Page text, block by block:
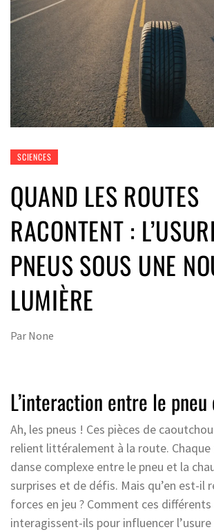
SCIENCES
QUAND LES ROUTES
RACONTENT :
PNEUS SOUS UNE
LUMIÈRE
Par None
L’interaction entre le
Ah, les pneus ! Ces pièces de
relient littéralement à la route.
danse complexe entre le pneu et la
surprises et de défis. Mais qu’en est-il
forces en jeu ? Comment ces
interagissent-ils pour influencer l’usure